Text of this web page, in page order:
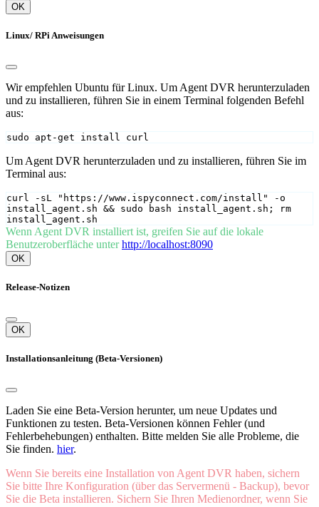
OK
Linux/ RPi Anweisungen
Wir empfehlen Ubuntu für Linux. Um Agent DVR herunterzuladen
und zu installieren, führen Sie in einem Terminal folgenden Befehl
aus:
sudo apt-get install curl
Um Agent DVR herunterzuladen und zu installieren, führen Sie im
Terminal aus:
curl -sL "https://www.ispyconnect.com/install" -o
install_agent.sh && sudo bash install_agent.sh; rm
install_agent.sh
Wenn Agent DVR installiert ist, greifen Sie auf die lokale
Benutzeroberfläche unterhttp://localhost:8090
OK
Release-Notizen
OK
Installationsanleitung (Beta-Versionen)
Laden Sie eine Beta-Version herunter, um neue Updates und
Funktionen zu testen. Beta-Versionen können Fehler (und
Fehlerbehebungen) enthalten. Bitte melden Sie alle Probleme, die
Sie finden. hier.
Wenn Sie bereits eine Installation von Agent DVR haben, sichern
Sie bitte Ihre Konfiguration (über das Servermenü - Backup), bevor
Sie die Beta installieren. Sichern Sie Ihren Medienordner, wenn Sie